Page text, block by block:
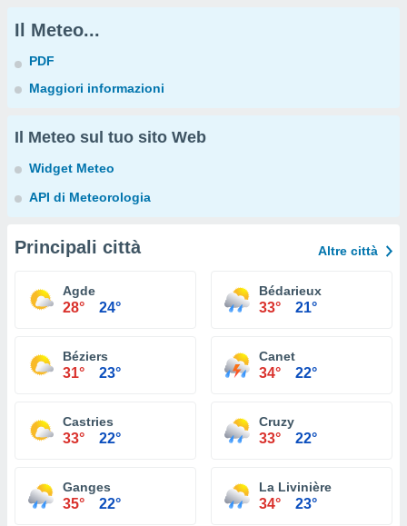
Il Meteo...
PDF
Maggiori informazioni
Il Meteo sul tuo sito Web
Widget Meteo
API di Meteorologia
Principali città Altre città
Agde
28° 24°
Bédarieux
33° 21°
Béziers
31° 23°
Canet
34° 22°
Castries
33° 22°
Cruzy
33° 22°
Ganges
35° 22°
La Livinière
34° 23°